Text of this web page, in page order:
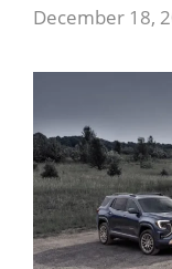
December 18,